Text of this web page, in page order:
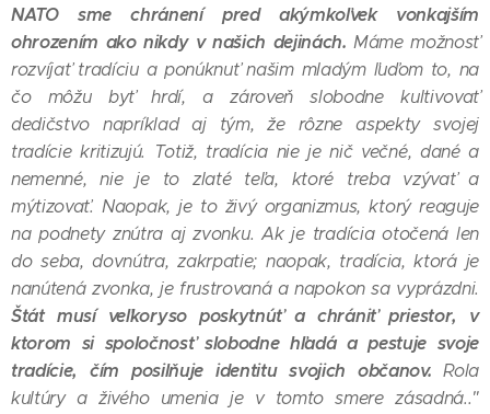
NATO sme chránení pred akýmkoľvek vonkajším
ohrozením ako nikdy v našich dejinách. Máme možnosť
rozvíjať tradíciu a ponúknuť našim mladým ľuďom to, na
čo môžu byť hrdí, a zároveň slobodne kultivovať
dedičstvo napríklad aj tým, že rôzne aspekty svojej
tradície kritizujú. Totiž, tradícia nie je nič večné, dané a
nemenné, nie je to zlaté teľa, ktoré treba vzývať a
mýtizovať. Naopak, je to živý organizmus, ktorý reaguje
na podnety znútra aj zvonku. Ak je tradícia otočená len
do seba, dovnútra, zakrpatie; naopak, tradícia, ktorá je
nanútená zvonka, je frustrovaná a napokon sa vyprázdni.
Štát musí veľkoryso poskytnúť a chrániť priestor, v
ktorom si spoločnosť slobodne hľadá a pestuje svoje
tradície, čím posilňuje identitu svojich občanov. Rola
kultúry a živého umenia je v tomto smere zásadná.."